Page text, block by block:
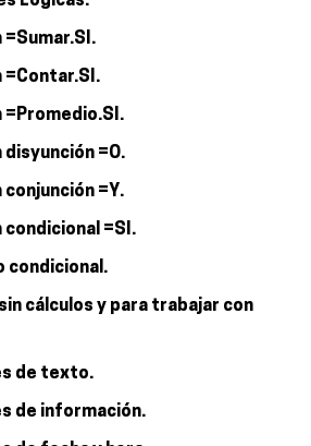
=Sumar.SI.
=Contar.SI.
=Promedio.SI.
disyunción =O.
conjunción =Y.
condicional =SI.
condicional.
cálculos y para trabajar con
de texto.
de información.